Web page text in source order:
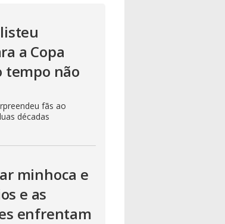
a Copa
tempo não
fãs ao
décadas
minhoca e
e as
enfrentam